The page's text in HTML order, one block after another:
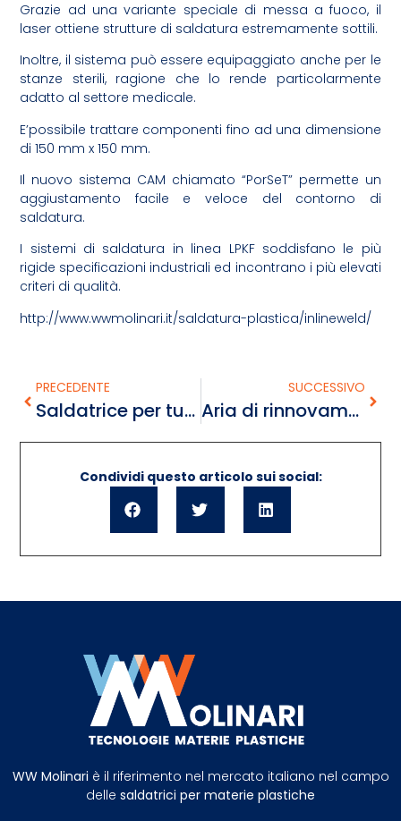
Grazie ad una variante speciale di messa a fuoco, il
laser ottiene strutture di saldatura estremamente sottili.
Inoltre, il sistema può essere equipaggiato anche per le
stanze sterili, ragione che lo rende particolarmente
adatto al settore medicale.
E’possibile trattare componenti fino ad una dimensione
di 150 mm x 150 mm.
Il nuovo sistema CAM chiamato “PorSeT” permette un
aggiustamento facile e veloce del contorno di
saldatura.
I sistemi di saldatura in linea LPKF soddisfano le più
rigide specificazioni industriali ed incontrano i più elevati
criteri di qualità.
http://www.wwmolinari.it/saldatura-plastica/inlineweld/
PRECEDENTE
Saldatrice per tubi a infrarossi Miniplast 2 IR
SUCCESSIVO
Aria di rinnovamento in casa!
Condividi questo articolo sui social:
WW Molinari è il riferimento nel mercato italiano nel campo
delle saldatrici per materie plastiche